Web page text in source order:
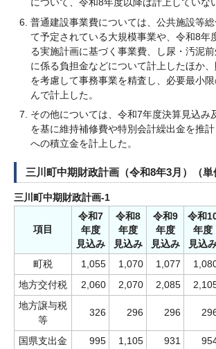
について、令和8年度以降は計上していな
普通建設事業費については、公共施設等
て予定されている大規模事業や、令和8年
る実施計画に基づく事業費、し尿・汚泥
に係る負担金などについて計上したほか
を考慮して事務事業を精査し、必要最小
んで計上した。
その他については、令和7年度決算見込み
を基に維持補修費や特別会計繰出金を推
への積立金を計上した。
三川町中期財政計画（令和8年3月）（単
三川町中期財政計画-1
項目
令和7
年度
見込み
令和8
年度
見込み
令和9
年度
見込み
令和
年度
見込
町税
1,055 1,070 1,077
地方交付税
2,060 2,070 2,085
地方譲与税
等
326 296 296
国県支出金 995 1,105 931